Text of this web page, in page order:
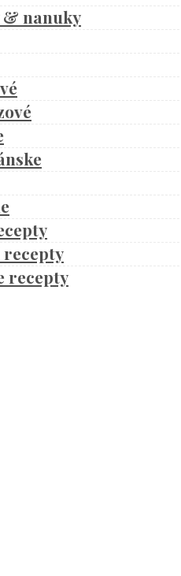
nanuky
recepty